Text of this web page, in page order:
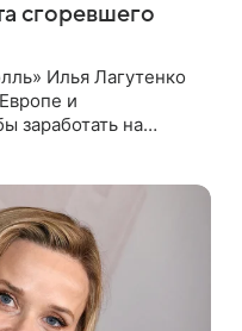
сгоревшего
Илья Лагутенко
и
заработать на